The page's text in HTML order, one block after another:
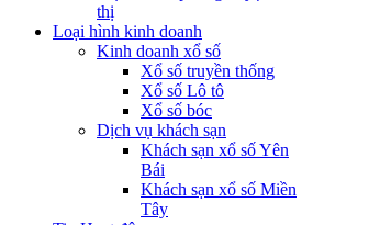
thị
Loại hình kinh doanh
Kinh doanh xổ số
Xổ số truyền thống
Xổ số Lô tô
Xổ số bóc
Dịch vụ khách sạn
Khách sạn xổ số Yên
Bái
Khách sạn xổ số Miền
Tây